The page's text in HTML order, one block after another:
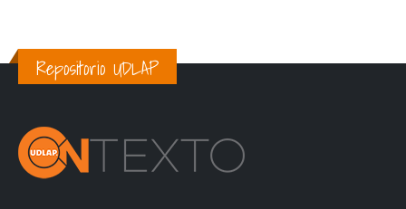
Repositorio UDLAP